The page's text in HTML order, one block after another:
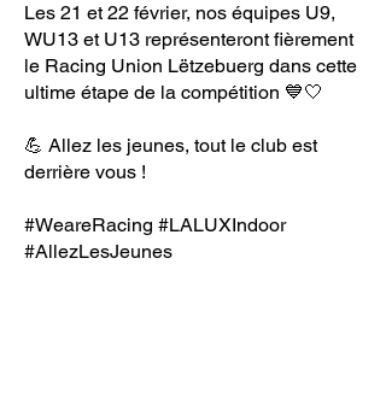
Les 21 et 22 février, nos équipes U9,
WU13 et U13 représenteront fièrement
le Racing Union Lëtzebuerg dans cette
ultime étape de la compétition 💙🤍
💪 Allez les jeunes, tout le club est
derrière vous !
#WeareRacing #LALUXIndoor
#AllezLesJeunes